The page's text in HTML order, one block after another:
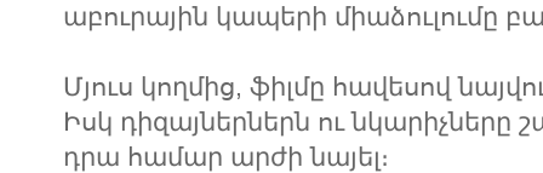
աբուրային կապերի միաձուլումը
Մյուս կողմից, ֆիլմը հավեսով
Իսկ դիզայներներն ու նկարիչները
դրա համար արժի նայել։